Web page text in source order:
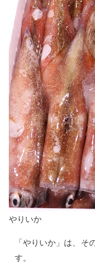
やりいか
「やりいか」は、そ
す。